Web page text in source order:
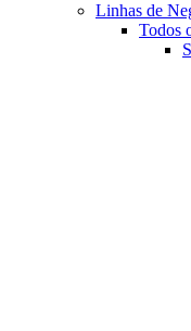
Linhas de
Todos